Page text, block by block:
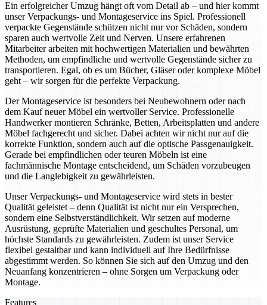
Ein erfolgreicher Umzug hängt oft vom Detail ab – und hier kommt
unser Verpackungs- und Montageservice ins Spiel. Professionell
verpackte Gegenstände schützen nicht nur vor Schäden, sondern
sparen auch wertvolle Zeit und Nerven. Unsere erfahrenen
Mitarbeiter arbeiten mit hochwertigen Materialien und bewährten
Methoden, um empfindliche und wertvolle Gegenstände sicher zu
transportieren. Egal, ob es um Bücher, Gläser oder komplexe Möbel
geht – wir sorgen für die perfekte Verpackung.
Der Montageservice ist besonders bei Neubewohnern oder nach
dem Kauf neuer Möbel ein wertvoller Service. Professionelle
Handwerker montieren Schränke, Betten, Arbeitsplatten und andere
Möbel fachgerecht und sicher. Dabei achten wir nicht nur auf die
korrekte Funktion, sondern auch auf die optische Passgenauigkeit.
Gerade bei empfindlichen oder teuren Möbeln ist eine
fachmännische Montage entscheidend, um Schäden vorzubeugen
und die Langlebigkeit zu gewährleisten.
Unser Verpackungs- und Montageservice wird stets in bester
Qualität geleistet – denn Qualität ist nicht nur ein Versprechen,
sondern eine Selbstverständlichkeit. Wir setzen auf moderne
Ausrüstung, geprüfte Materialien und geschultes Personal, um
höchste Standards zu gewährleisten. Zudem ist unser Service
flexibel gestaltbar und kann individuell auf Ihre Bedürfnisse
abgestimmt werden. So können Sie sich auf den Umzug und den
Neuanfang konzentrieren – ohne Sorgen um Verpackung oder
Montage.
Features